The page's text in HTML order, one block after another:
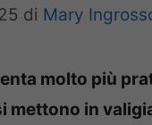
di Mary
molto più
mettono in